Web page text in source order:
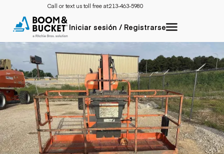
Call or text us toll free at:213-463-5980
Iniciar sesión / Registrarse